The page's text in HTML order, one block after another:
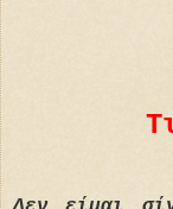
Τι θα